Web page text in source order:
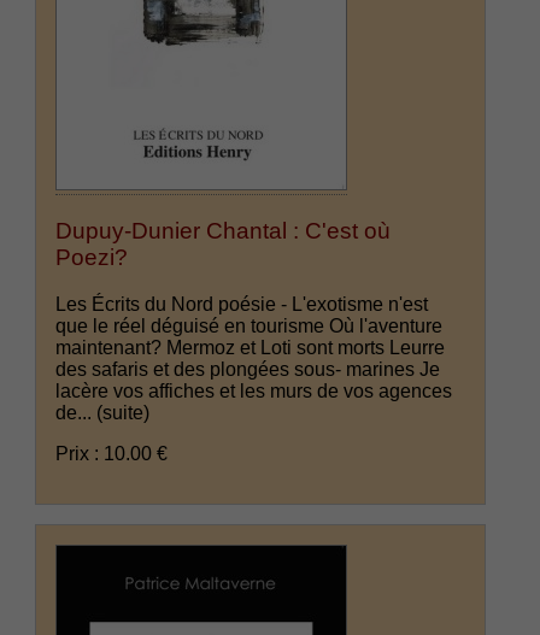
Dupuy-Dunier Chantal : C'est où
Poezi?
Les Écrits du Nord poésie - L'exotisme n'est
que le réel déguisé en tourisme Où l'aventure
maintenant? Mermoz et Loti sont morts Leurre
des safaris et des plongées sous- marines Je
lacère vos affiches et les murs de vos agences
de... (suite)
Prix : 10.00 €